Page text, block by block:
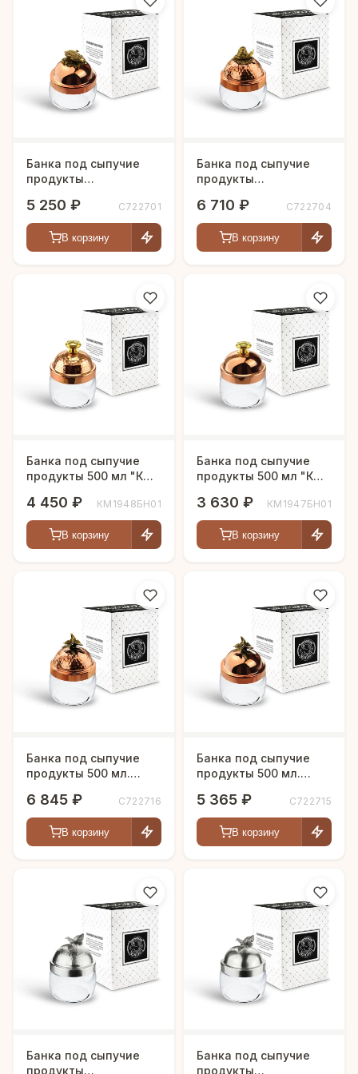
Банка под сыпучие
продукты
медной крышкой
5 250 ₽ С722701
В корзину
Банка под сыпучие
продукты
медной кованой
крышкой
6 710 ₽ С722704
В корзину
Банка под сыпучие
продукты 500 мл "КМ"
крышкой
4 450 ₽ КМ1948БН01
В корзину
Банка под сыпучие
продукты 500 мл "КМ"
3 630 ₽ КМ1947БН01
В корзину
Банка под сыпучие
продукты 500 мл.
кованой крышкой
6 845 ₽ С722716
В корзину
Банка под сыпучие
продукты 500 мл.
крышкой
5 365 ₽ С722715
В корзину
Банка под сыпучие
продукты
Банка под сыпучие
продукты